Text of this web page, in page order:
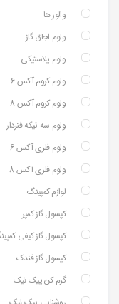
والور ها
ولوم اجاق گاز
ولوم پلاستیکی
ولوم کروم آکس 6
ولوم کروم آکس 8
ولوم سه تیکه فنردار
ولوم فلزی آکس 6
ولوم فلزی آکس 8
لوازم کمپینگ
کپسول گاز کمپر
کپسول گاز کیفی
کپسول گاز فندک
گرم کن پیک نیک